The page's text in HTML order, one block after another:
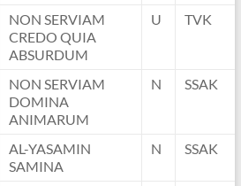
NON SERVIAM
CREDO QUIA
ABSURDUM
U TVK
NON SERVIAM
DOMINA
ANIMARUM
N SSAK
AL-YASAMIN
SAMINA
N SSAK